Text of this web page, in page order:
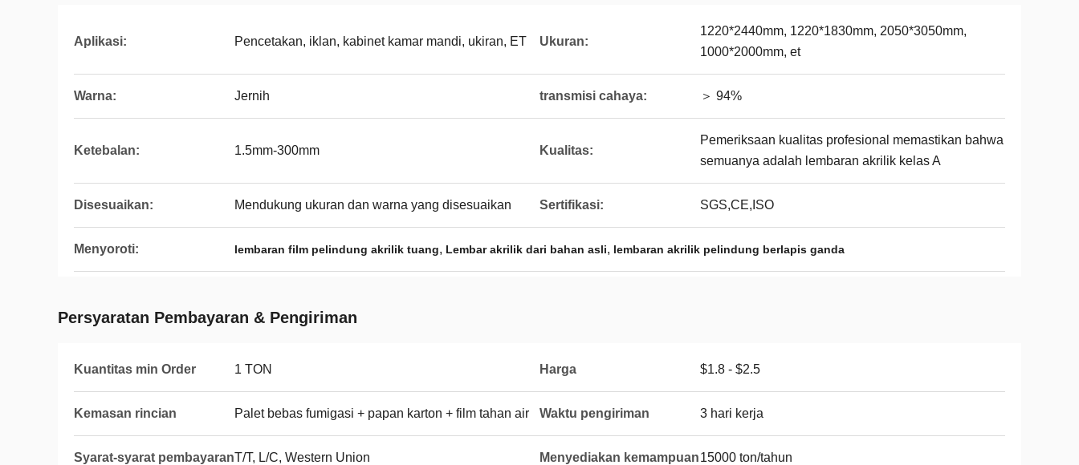
Aplikasi: Pencetakan, iklan, kabinet kamar mandi, ukiran, ET Ukuran:
1220*2440mm, 1220*1830mm, 2050*3050mm,
1000*2000mm, et
Warna: Jernih transmisi cahaya: ＞ 94%
Ketebalan: 1.5mm-300mm Kualitas:
Pemeriksaan kualitas profesional memastikan bahwa
semuanya adalah lembaran akrilik kelas A
Disesuaikan: Mendukung ukuran dan warna yang disesuaikan Sertifikasi: SGS,CE,ISO
Menyoroti: lembaran film pelindung akrilik tuang, Lembar akrilik dari bahan asli, lembaran akrilik pelindung berlapis ganda
Persyaratan Pembayaran & Pengiriman
Kuantitas min Order 1 TON Harga $1.8 - $2.5
Kemasan rincian Palet bebas fumigasi + papan karton + film tahan air Waktu pengiriman 3 hari kerja
Syarat-syarat pembayaranT/T, L/C, Western Union Menyediakan kemampuan15000 ton/tahun